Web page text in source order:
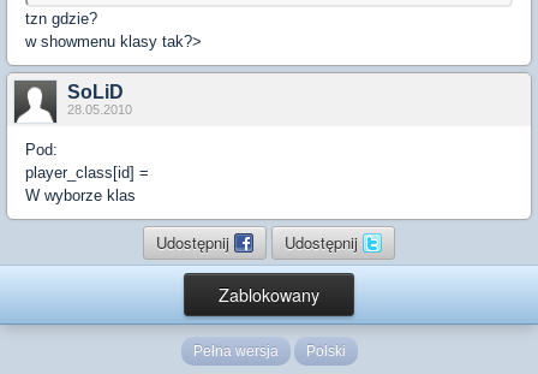
tzn gdzie?
w showmenu klasy tak?>
SoLiD
28.05.2010
Pod:
player_class[id] =
W wyborze klas
Udostępnij Udostępnij
Zablokowany
Pełna wersja Polski